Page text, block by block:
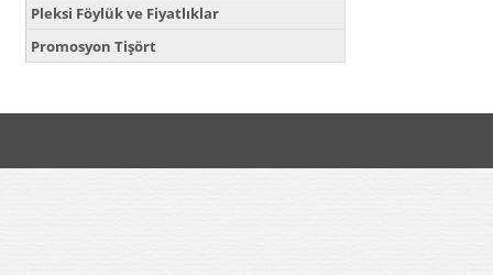
Pleksi Föylük ve Fiyatlıklar
Promosyon Tişört